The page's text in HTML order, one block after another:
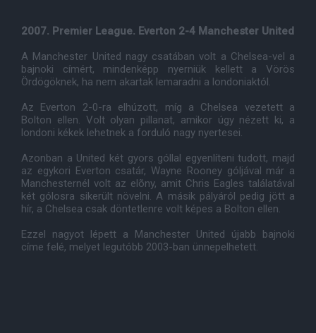
2007. Premier League. Everton 2-4 Manchester United
A Manchester United nagy csatában volt a Chelsea-vel a
bajnoki címért, mindenképp nyerniük kellett a Vörös
Ördögöknek, ha nem akartak lemaradni a londoniaktól.
Az Everton 2-0-ra elhúzott, míg a Chelsea vezetett a
Bolton ellen. Volt olyan pillanat, amikor úgy nézett ki, a
londoni kékek lehetnek a forduló nagy nyertesei.
Azonban a United két gyors góllal egyenlíteni tudott, majd
az egykori Everton csatár, Wayne Rooney góljával már a
Manchesternél volt az elõny, amit Chris Eagles találatával
két gólosra sikerült növelni. A másik pályáról pedig jött a
hír, a Chelsea csak döntetlenre volt képes a Bolton ellen.
Ezzel nagyot lépett a Manchester United újabb bajnoki
címe felé, melyet legutóbb 2003-ban ünnepelhetett.